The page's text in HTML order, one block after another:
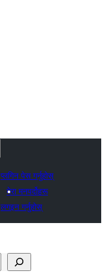
प्लगिन पेस गर्नुहोस्
मेरा मनपर्दोहरू
लगइन गर्नुहोस्